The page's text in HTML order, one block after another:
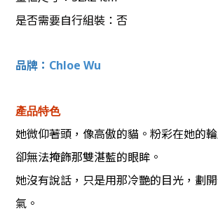
是否需要自行組裝：否
品牌： Chloe Wu
產品特色
她微仰著頭，像高傲的貓。粉彩在她的
卻無法掩飾那雙湛藍的眼眸。
她沒有說話，只是用那冷艷的目光，劃
氣。